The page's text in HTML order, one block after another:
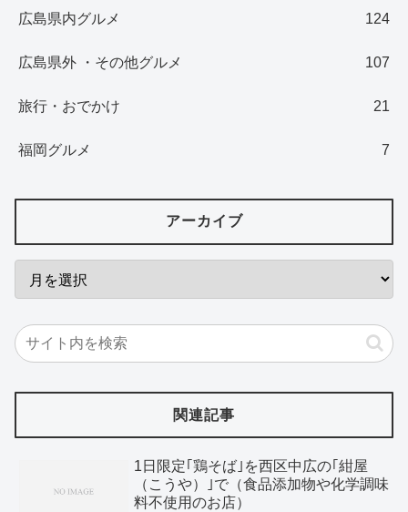
広島県内グルメ 124
広島県外 ・その他グルメ 107
旅行・おでかけ 21
福岡グルメ 7
アーカイブ
関連記事
1日限定｢鶏そば｣を西区中広の｢紺屋
（こうや）｣で（食品添加物や化学調味
料不使用のお店）